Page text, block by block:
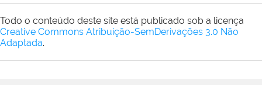
Todo o conteúdo deste site está publicado sob a licença
Creative Commons Atribuição-SemDerivações 3.0 Não
Adaptada.